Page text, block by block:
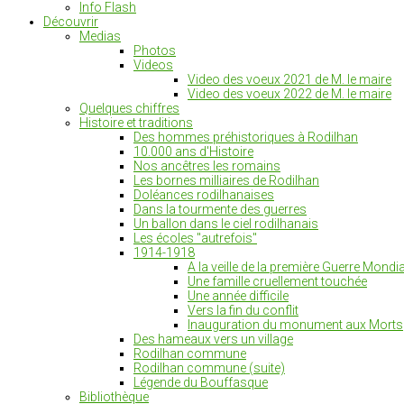
Info Flash
Découvrir
Medias
Photos
Videos
Video des voeux 2021 de M. le maire
Video des voeux 2022 de M. le maire
Quelques chiffres
Histoire et traditions
Des hommes préhistoriques à Rodilhan
10.000 ans d'Histoire
Nos ancêtres les romains
Les bornes milliaires de Rodilhan
Doléances rodilhanaises
Dans la tourmente des guerres
Un ballon dans le ciel rodilhanais
Les écoles "autrefois"
1914-1918
A la veille de la première Guerre
Une famille cruellement touchée
Une année difficile
Vers la fin du conflit
Inauguration du monument aux Morts
Des hameaux vers un village
Rodilhan commune
Rodilhan commune (suite)
Légende du Bouffasque
Bibliothèque